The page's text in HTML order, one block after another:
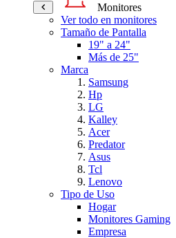
Monitores
Ver todo en monitores
Tamaño de Pantalla
19" a 24"
Más de 25"
Marca
Samsung
Hp
LG
Kalley
Acer
Predator
Asus
Tcl
Lenovo
Tipo de Uso
Hogar
Monitores Gaming
Empresa